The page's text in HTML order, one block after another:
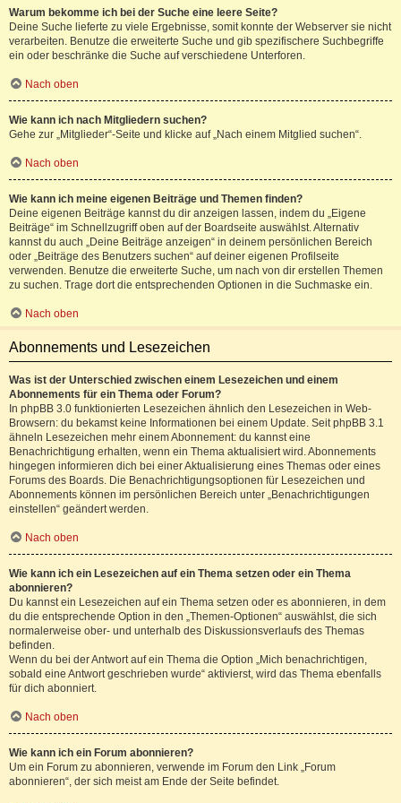
Warum bekomme ich bei der Suche eine leere Seite?
Deine Suche lieferte zu viele Ergebnisse, somit konnte der Webserver sie nicht
verarbeiten. Benutze die erweiterte Suche und gib spezifischere Suchbegriffe
ein oder beschränke die Suche auf verschiedene Unterforen.
Nach oben
Wie kann ich nach Mitgliedern suchen?
Gehe zur „Mitglieder“-Seite und klicke auf „Nach einem Mitglied suchen“.
Nach oben
Wie kann ich meine eigenen Beiträge und Themen finden?
Deine eigenen Beiträge kannst du dir anzeigen lassen, indem du „Eigene
Beiträge“ im Schnellzugriff oben auf der Boardseite auswählst. Alternativ
kannst du auch „Deine Beiträge anzeigen“ in deinem persönlichen Bereich
oder „Beiträge des Benutzers suchen“ auf deiner eigenen Profilseite
verwenden. Benutze die erweiterte Suche, um nach von dir erstellen Themen
zu suchen. Trage dort die entsprechenden Optionen in die Suchmaske ein.
Nach oben
Abonnements und Lesezeichen
Was ist der Unterschied zwischen einem Lesezeichen und einem
Abonnements für ein Thema oder Forum?
In phpBB 3.0 funktionierten Lesezeichen ähnlich den Lesezeichen in Web-
Browsern: du bekamst keine Informationen bei einem Update. Seit phpBB 3.1
ähneln Lesezeichen mehr einem Abonnement: du kannst eine
Benachrichtigung erhalten, wenn ein Thema aktualisiert wird. Abonnements
hingegen informieren dich bei einer Aktualisierung eines Themas oder eines
Forums des Boards. Die Benachrichtigungsoptionen für Lesezeichen und
Abonnements können im persönlichen Bereich unter „Benachrichtigungen
einstellen“ geändert werden.
Nach oben
Wie kann ich ein Lesezeichen auf ein Thema setzen oder ein Thema
abonnieren?
Du kannst ein Lesezeichen auf ein Thema setzen oder es abonnieren, in dem
du die entsprechende Option in den „Themen-Optionen“ auswählst, die sich
normalerweise ober- und unterhalb des Diskussionsverlaufs des Themas
befinden.
Wenn du bei der Antwort auf ein Thema die Option „Mich benachrichtigen,
sobald eine Antwort geschrieben wurde“ aktivierst, wird das Thema ebenfalls
für dich abonniert.
Nach oben
Wie kann ich ein Forum abonnieren?
Um ein Forum zu abonnieren, verwende im Forum den Link „Forum
abonnieren“, der sich meist am Ende der Seite befindet.